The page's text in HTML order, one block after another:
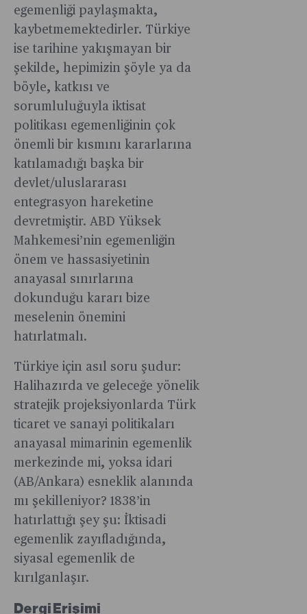
egemenliği paylaşmakta,
kaybetmemektedirler. Türkiye
ise tarihine yakışmayan bir
şekilde, hepimizin şöyle ya da
böyle, katkısı ve
sorumluluğuyla iktisat
politikası egemenliğinin çok
önemli bir kısmını kararlarına
katılamadığı başka bir
devlet/uluslararası
entegrasyon hareketine
devretmiştir. ABD Yüksek
Mahkemesi’nin egemenliğin
önem ve hassasiyetinin
anayasal sınırlarına
dokunduğu kararı bize
meselenin önemini
hatırlatmalı.
Türkiye için asıl soru şudur:
Halihazırda ve geleceğe yönelik
stratejik projeksiyonlarda Türk
ticaret ve sanayi politikaları
anayasal mimarinin egemenlik
merkezinde mi, yoksa idari
(AB/Ankara) esneklik alanında
mı şekilleniyor? 1838’in
hatırlattığı şey şu: İktisadi
egemenlik zayıfladığında,
siyasal egemenlik de
kırılganlaşır.
Dergi Erişimi